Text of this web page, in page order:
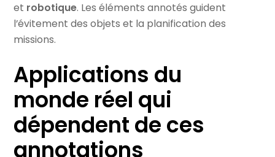
et robotique. Les éléments annotés guident
l’évitement des objets et la planification des
missions.
Applications du
monde réel qui
dépendent de ces
annotations